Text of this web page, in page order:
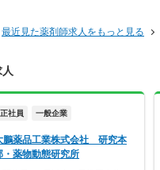
最近見た薬剤師求人をもっと見る
正社員 一般企業
鵬薬品工業株式会社 研究本
・薬物動態研究所